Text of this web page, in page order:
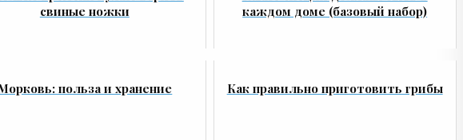
свиные ножки
каждом доме (базовый набор)
польза и хранение Как правильно приготовить грибы